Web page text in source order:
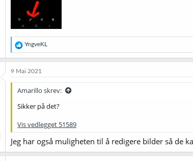
R
e
a
k
j
o
e
:
YngveKL
9 Mai 2021
Amarillo skrev:
Sikker på det?
Vis vedlegget 51589
Jeg har også muligheten til å redigere bilder så de